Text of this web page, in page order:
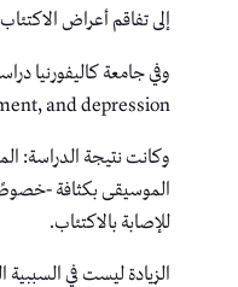
إلى تفاقم أعراض
and depression)
وكانت نتيجة الدراسة:
الموسيقى بكثافة -
للإصابة بالاكتئاب.
الزيادة ليست في السببية